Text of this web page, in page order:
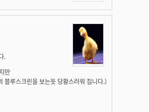
.
만
블루스크린을 보는듯 당황스러워 집니다.)